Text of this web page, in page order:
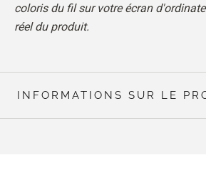
coloris du fil sur votre écran
réel du produit.
INFORMATIONS SUR LE